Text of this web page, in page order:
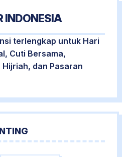
INDONESIA
terlengkap untuk Hari
Cuti Bersama,
Hijriah, dan Pasaran